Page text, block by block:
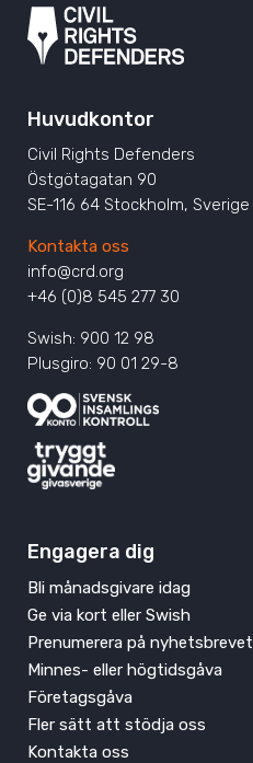
Huvudkontor
Civil Rights Defenders
Östgötagatan 90
SE-116 64 Stockholm, Sverige
Kontakta oss
info@crd.org
+46 (0)8 545 277 30
Swish: 900 12 98
Plusgiro: 90 01 29-8
Engagera dig
Bli månadsgivare idag
Ge via kort eller Swish
Prenumerera på nyhetsbrevet
Minnes- eller högtidsgåva
Företagsgåva
Fler sätt att stödja oss
Kontakta oss